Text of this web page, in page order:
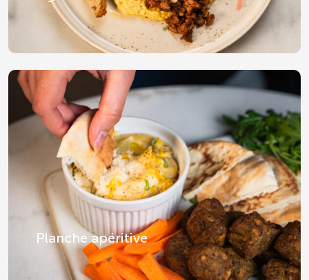
Planche apéritive